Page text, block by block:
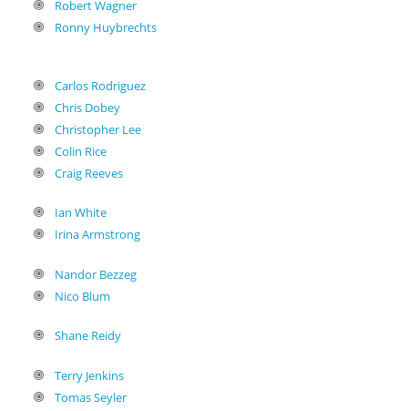
Robert Wagner
Ronny Huybrechts
Carlos Rodriguez
Chris Dobey
Christopher Lee
Colin Rice
Craig Reeves
Ian White
Irina Armstrong
Nandor Bezzeg
Nico Blum
Shane Reidy
Terry Jenkins
Tomas Seyler